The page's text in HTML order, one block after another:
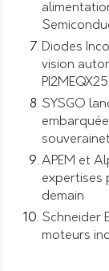
Diodes
vision
SYSGO
APEM et
expertises
demain
Schneider
moteurs